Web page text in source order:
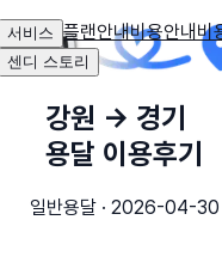
서비스 플랜안내비용안내비
센디 스토리
강원 → 경기
용달 이용후기
일반용달· 2026-04-30